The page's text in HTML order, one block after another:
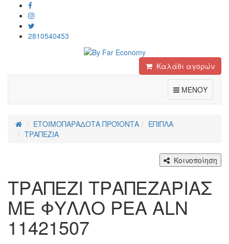
2810540453
Καλάθι αγορών
ΜΕΝΟΥ
ΕΤΟΙΜΟΠΑΡΑΔΟΤΑ ΠΡΟΪΟΝΤΑ
ΕΠΙΠΛΑ
ΤΡΑΠΕΖΙΑ
Κοινοποίηση
ΤΡΑΠΕΖΙ ΤΡΑΠΕΖΑΡΙΑΣ
ΜΕ ΦΥΛΛΟ ΡΕΑ ALN
11421507